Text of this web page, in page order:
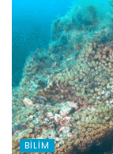
BILIM